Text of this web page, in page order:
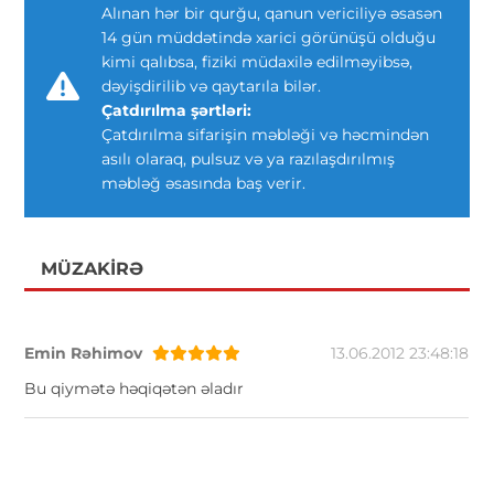
Alınan hər bir qurğu, qanun vericiliyə əsasən
14 gün müddətində xarici görünüşü olduğu
kimi qalıbsa, fiziki müdaxilə edilməyibsə,
dəyişdirilib və qaytarıla bilər.
Çatdırılma şərtləri:
Çatdırılma sifarişin məbləği və həcmindən
asılı olaraq, pulsuz və ya razılaşdırılmış
məbləğ əsasında baş verir.
MÜZAKIRƏ
Emin Rəhimov
13.06.2012 23:48:18
Bu qiymətə həqiqətən əladır